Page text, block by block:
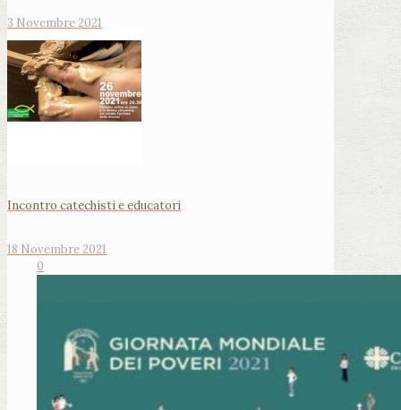
3 Novembre 2021
Incontro catechisti e educatori
18 Novembre 2021
0